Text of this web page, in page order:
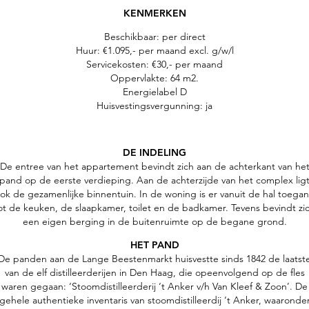
KENMERKEN
Beschikbaar: per direct
Huur: €1.095,- per maand excl. g/w/l
Servicekosten: €30,- per maand
Oppervlakte: 64 m2.
Energielabel D
Huisvestingsvergunning: ja
DE INDELING
De entree van het appartement bevindt zich aan de achterkant van het
pand op de eerste verdieping. Aan de achterzijde van het complex ligt
de gezamenlijke binnentuin. In de woning is er vanuit de hal
de keuken, de slaapkamer, toilet en de badkamer. Tevens bevindt
een eigen berging in de buitenruimte op de begane grond.
HET PAND
panden aan de Lange Beestenmarkt huisvestte sinds 1842 de
van de elf distilleerderijen in Den Haag, die opeenvolgend op de fles
waren gegaan: ‘Stoomdistilleerderij ‘t Anker v/h Van Kleef & Zoon’. De
authentieke inventaris van stoomdistilleerdij ‘t Anker,